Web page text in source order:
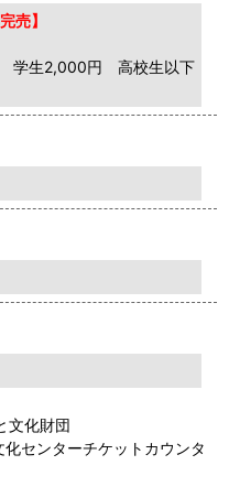
売】
学生2,000円 高校生以下
文化財団
センターチケットカウンタ